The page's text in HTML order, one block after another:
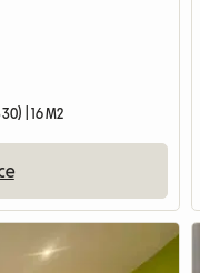
| 16 M2